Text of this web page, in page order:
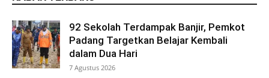
92 Sekolah Terdampak Banjir, Pemkot
Padang Targetkan Belajar Kembali
dalam Dua Hari
7 Agustus 2026